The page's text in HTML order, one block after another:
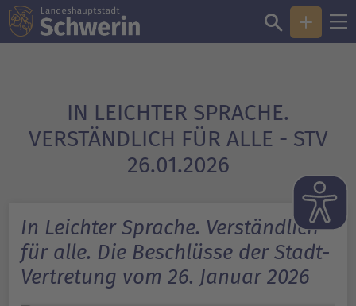
IN LEICHTER SPRACHE.
VERSTÄNDLICH FÜR ALLE - STV
26.01.2026
In Leichter Sprache. Verständlich
für alle. Die Beschlüsse der Stadt-
Vertretung vom 26. Januar 2026